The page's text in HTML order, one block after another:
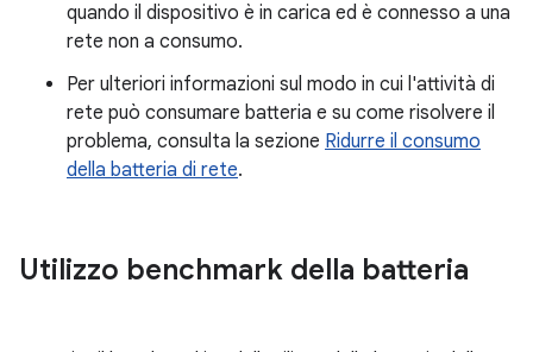
quando il dispositivo è in carica ed è connesso a una
rete non a consumo.
Per ulteriori informazioni sul modo in cui l'attività di
rete può consumare batteria e su come risolvere il
problema, consulta la sezione Ridurre il consumo
della batteria di rete.
Utilizzo benchmark della batteria